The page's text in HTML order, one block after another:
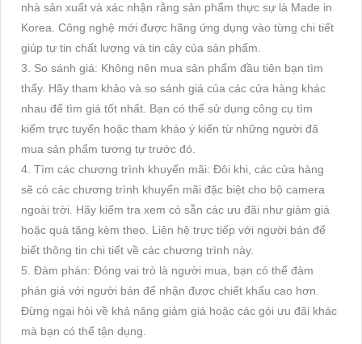
nhà sản xuất và xác nhận rằng sản phẩm thực sự là Made in
Korea. Công nghệ mới được hãng ứng dụng vào từng chi tiết
giúp tự tin chất lượng và tin cậy của sản phẩm.
3. So sánh giá: Không nên mua sản phẩm đầu tiên bạn tìm
thấy. Hãy tham khảo và so sánh giá của các cửa hàng khác
nhau để tìm giá tốt nhất. Bạn có thể sử dụng công cụ tìm
kiếm trực tuyến hoặc tham khảo ý kiến từ những người đã
mua sản phẩm tương tự trước đó.
4. Tìm các chương trình khuyến mãi: Đôi khi, các cửa hàng
sẽ có các chương trình khuyến mãi đặc biệt cho bộ camera
ngoài trời. Hãy kiểm tra xem có sẵn các ưu đãi như giảm giá
hoặc quà tặng kèm theo. Liên hệ trực tiếp với người bán để
biết thông tin chi tiết về các chương trình này.
5. Đàm phán: Đóng vai trò là người mua, bạn có thể đàm
phán giá với người bán để nhận được chiết khấu cao hơn.
Đừng ngại hỏi về khả năng giảm giá hoặc các gói ưu đãi khác
mà bạn có thể tận dụng.